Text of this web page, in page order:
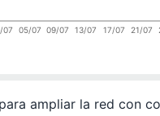
07 05/07 09/07 13/07 17/07 21/07
ampliar la red con